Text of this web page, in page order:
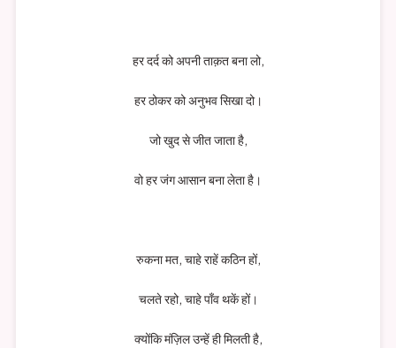
हर दर्द को अपनी ताक़त बना लो,
हर ठोकर को अनुभव सिखा दो।
जो खुद से जीत जाता है,
वो हर जंग आसान बना लेता है।
रुकना मत, चाहे राहें कठिन हों,
चलते रहो, चाहे पाँव थकें हों।
क्योंकि मंज़िल उन्हें ही मिलती है,